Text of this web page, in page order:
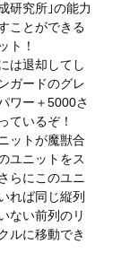
研究所｣の能力
ことができる
ト！
は退却してし
ガードのグレ
ワー＋5000さ
ているぞ！
ットが魔獣合
ユニットをス
らにこのユニ
れば同じ縦列
ない前列のリ
ルに移動でき